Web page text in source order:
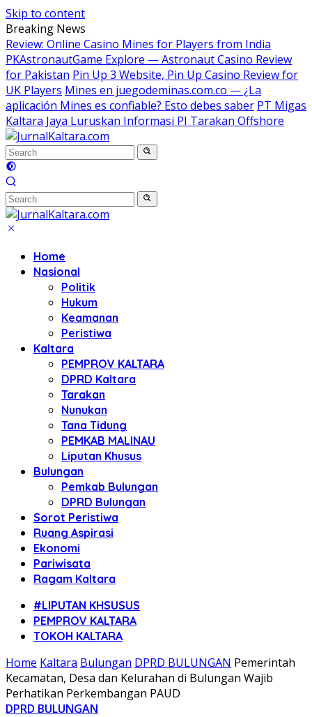
Skip to content
Breaking News
Review: Online Casino Mines for Players from India
PKAstronautGame Explore — Astronaut Casino Review
for Pakistan Pin Up 3 Website, Pin Up Casino Review for
UK Players Mines en juegodeminas.com.co — ¿La
aplicación Mines es confiable? Esto debes saber PT Migas
Kaltara Jaya Luruskan Informasi PI Tarakan Offshore
Home
Nasional
Politik
Hukum
Keamanan
Peristiwa
Kaltara
PEMPROV KALTARA
DPRD Kaltara
Tarakan
Nunukan
Tana Tidung
PEMKAB MALINAU
Liputan Khusus
Bulungan
Pemkab Bulungan
DPRD Bulungan
Sorot Peristiwa
Ruang Aspirasi
Ekonomi
Pariwisata
Ragam Kaltara
#LIPUTAN KHSUSUS
PEMPROV KALTARA
TOKOH KALTARA
Home Kaltara Bulungan DPRD BULUNGAN Pemerintah
Kecamatan, Desa dan Kelurahan di Bulungan Wajib
Perhatikan Perkembangan PAUD
DPRD BULUNGAN